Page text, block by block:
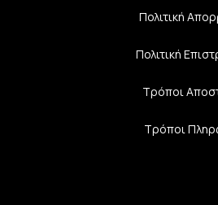
Πολιτική
Πολιτική
Τρόποι
Τρόποι